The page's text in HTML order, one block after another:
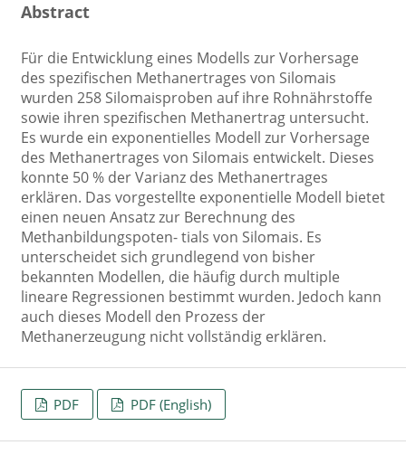
Abstract
Für die Entwicklung eines Modells zur Vorhersage
des spezifischen Methanertrages von Silomais
wurden 258 Silomaisproben auf ihre Rohnährstoffe
sowie ihren spezifischen Methanertrag untersucht.
Es wurde ein exponentielles Modell zur Vorhersage
des Methanertrages von Silomais entwickelt. Dieses
konnte 50 % der Varianz des Methanertrages
erklären. Das vorgestellte exponentielle Modell bietet
einen neuen Ansatz zur Berechnung des
Methanbildungspoten- tials von Silomais. Es
unterscheidet sich grundlegend von bisher
bekannten Modellen, die häufig durch multiple
lineare Regressionen bestimmt wurden. Jedoch kann
auch dieses Modell den Prozess der
Methanerzeugung nicht vollständig erklären.
PDF PDF (English)